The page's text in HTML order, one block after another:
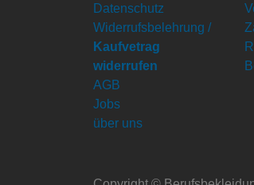
Datenschutz
Widerrufsbelehrung /
Kaufvetrag
widerrufen
AGB
Jobs
über uns